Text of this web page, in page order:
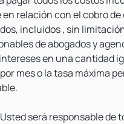
en relación con el cobro
incluidos , sin
de abogados y
en una cantidad
mes o la tasa máxima
será responsable de